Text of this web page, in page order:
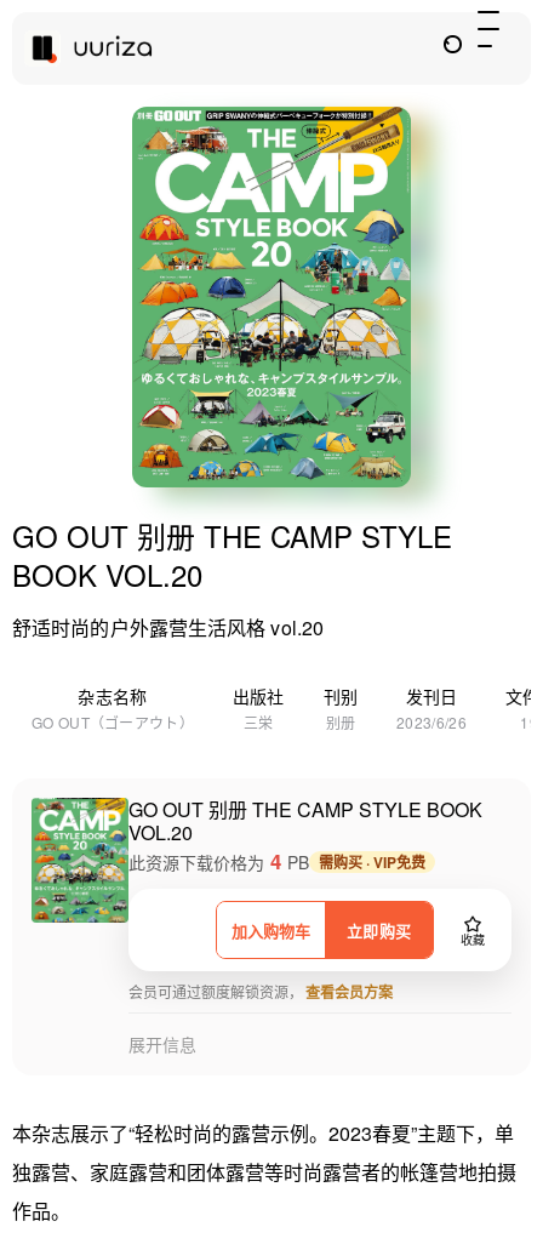
GO OUT 别册 THE CAMP STYLE
BOOK VOL.20
舒适时尚的户外露营生活风格 vol.20
杂志名称
GO OUT（ゴーアウト）
出版社
三栄
刊别
别册
发刊日
2023/6/26
文
GO OUT 别册 THE CAMP STYLE BOOK
VOL.20
加入购物车 立即购买 收藏
此资源下载价格为 4 PB 需购买 · VIP免费
会员可通过额度解锁资源， 查看会员方案
展开信息
本杂志展示了“轻松时尚的露营示例。2023春夏”主题下，单
独露营、家庭露营和团体露营等时尚露营者的帐篷营地拍摄
作品。